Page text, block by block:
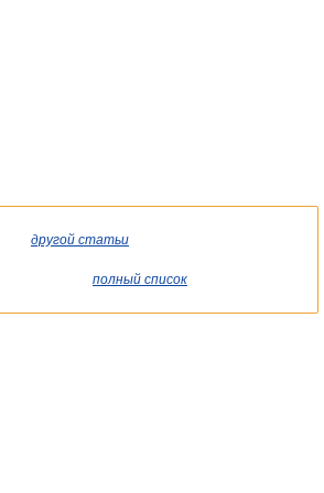
другой статьи
полный список